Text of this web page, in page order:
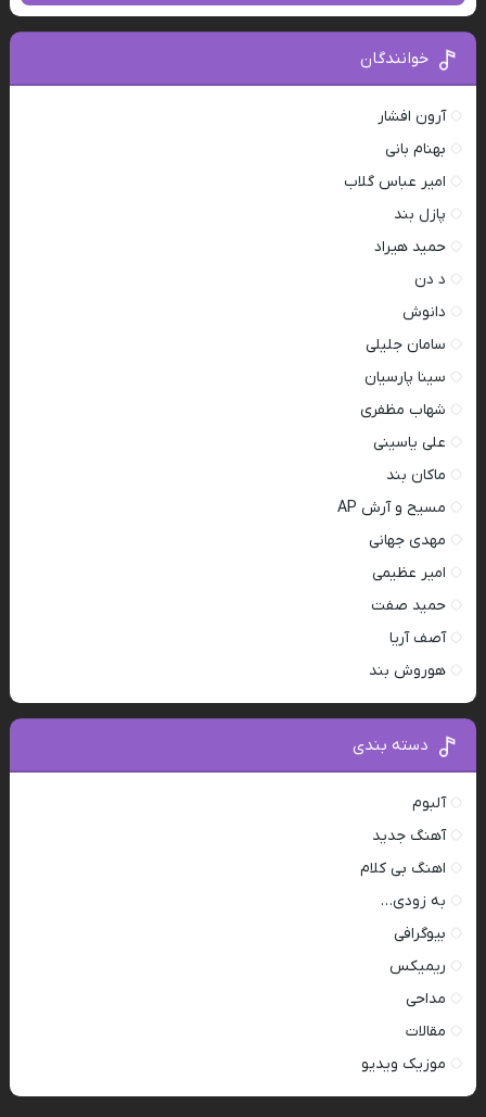
خوانندگان
آرون افشار
بهنام بانی
امیر عباس گلاب
پازل بند
حمید هیراد
د دن
دانوش
سامان جلیلی
سینا پارسیان
شهاب مظفری
علی یاسینی
ماکان بند
مسیح و آرش AP
مهدی جهانی
امیر عظیمی
حمید صفت
آصف آریا
هوروش بند
دسته بندی
آلبوم
آهنگ جدید
اهنگ بی کلام
به زودی…
بیوگرافی
ریمیکس
مداحی
مقالات
موزیک ویدیو